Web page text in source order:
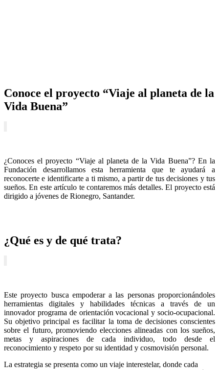
Conoce el proyecto “Viaje al planeta de la
Vida Buena”
¿Conoces el proyecto “Viaje al planeta de la Vida Buena”? En la
Fundación desarrollamos esta herramienta que te ayudará a
reconocerte e identificarte a ti mismo, a partir de tus decisiones y tus
sueños. En este artículo te contaremos más detalles. El proyecto está
dirigido a jóvenes de Rionegro, Santander.
¿Qué es y de qué trata?
Este proyecto busca empoderar a las personas proporcionándoles
herramientas digitales y habilidades técnicas a través de un
innovador programa de orientación vocacional y socio-ocupacional.
Su objetivo principal es facilitar la toma de decisiones conscientes
sobre el futuro, promoviendo elecciones alineadas con los sueños,
metas y aspiraciones de cada individuo, todo desde el
reconocimiento y respeto por su identidad y cosmovisión personal.
La estrategia se presenta como un viaje interestelar, donde cada